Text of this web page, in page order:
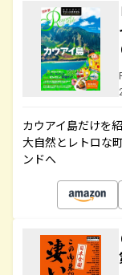
カウアイ島だけを
大自然とレトロな
ンドへ